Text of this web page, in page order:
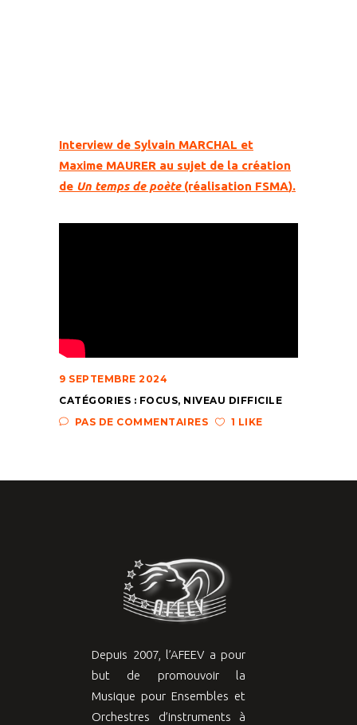
Interview de Sylvain MARCHAL et
Maxime MAURER au sujet de la création
de Un temps de poète(réalisation FSMA).
9 SEPTEMBRE 2024
CATÉGORIES : FOCUS, NIVEAU DIFFICILE
PAS DE COMMENTAIRES
1 LIKE
Depuis 2007, l’AFEEV a pour
but de promouvoir la
Musique pour Ensembles et
Orchestres d’instruments à